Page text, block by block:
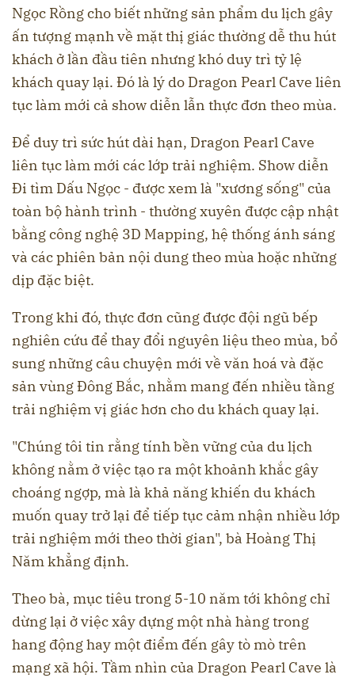
Ngọc Rồng cho biết những sản phẩm du lịch gây
ấn tượng mạnh về mặt thị giác thường dễ thu hút
khách ở lần đầu tiên nhưng khó duy trì tỷ lệ
khách quay lại. Đó là lý do Dragon Pearl Cave liên
tục làm mới cả show diễn lẫn thực đơn theo mùa.
Để duy trì sức hút dài hạn, Dragon Pearl Cave
liên tục làm mới các lớp trải nghiệm. Show diễn
Đi tìm Dấu Ngọc - được xem là "xương sống" của
toàn bộ hành trình - thường xuyên được cập nhật
bằng công nghệ 3D Mapping, hệ thống ánh sáng
và các phiên bản nội dung theo mùa hoặc những
dịp đặc biệt.
Trong khi đó, thực đơn cũng được đội ngũ bếp
nghiên cứu để thay đổi nguyên liệu theo mùa, bổ
sung những câu chuyện mới về văn hoá và đặc
sản vùng Đông Bắc, nhằm mang đến nhiều tầng
trải nghiệm vị giác hơn cho du khách quay lại.
"Chúng tôi tin rằng tính bền vững của du lịch
không nằm ở việc tạo ra một khoảnh khắc gây
choáng ngợp, mà là khả năng khiến du khách
muốn quay trở lại để tiếp tục cảm nhận nhiều lớp
trải nghiệm mới theo thời gian", bà Hoàng Thị
Năm khẳng định.
Theo bà, mục tiêu trong 5-10 năm tới không chỉ
dừng lại ở việc xây dựng một nhà hàng trong
hang động hay một điểm đến gây tò mò trên
mạng xã hội. Tầm nhìn của Dragon Pearl Cave là